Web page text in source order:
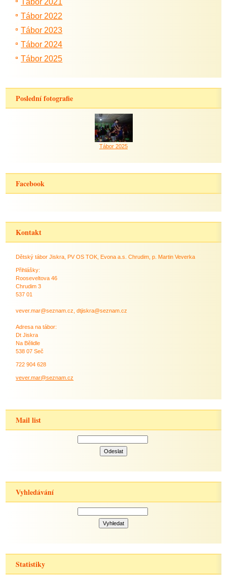
Tábor 2022
Tábor 2023
Tábor 2024
Tábor 2025
Poslední fotografie
Tábor 2025
Facebook
Kontakt
Dětský tábor Jiskra, PV OS TOK, Evona a.s. Chrudim, p. Martin Veverka
Přihlášky:
Rooseveltova 46
Chrudim 3
537 01
vever.mar@seznam.cz, dtjiskra@seznam.cz
Adresa na tábor:
Dt Jiskra
Na Bělidle
538 07 Seč
722 904 628
vever.mar@seznam.cz
Mail list
Vyhledávání
Statistiky